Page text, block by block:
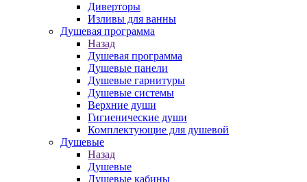
Диверторы
Изливы для ванны
Душевая программа
Назад
Душевая программа
Душевые панели
Душевые гарнитуры
Душевые системы
Верхние души
Гигиенические души
Комплектующие для душевой
Душевые
Назад
Душевые
Душевые кабины